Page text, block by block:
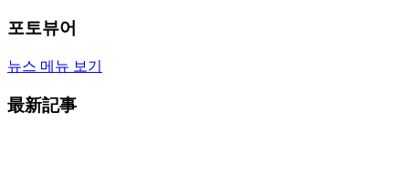
포토뷰어
뉴스 메뉴 보기
最新記事